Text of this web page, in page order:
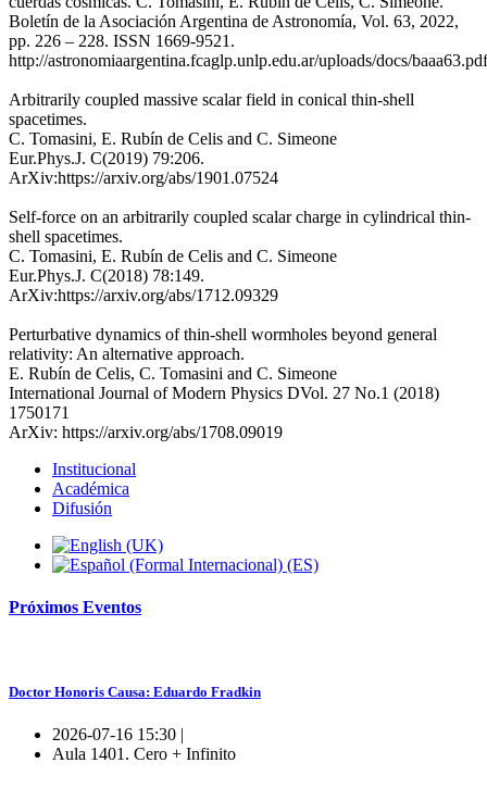
Boletín de la Asociación Argentina de Astronomía, Vol. 63, 2022,
pp. 226 – 228. ISSN 1669-9521.
http://astronomiaargentina.fcaglp.unlp.edu.ar/uploads/docs/baaa63.pdf
Arbitrarily coupled massive scalar field in conical thin-shell
spacetimes.
C. Tomasini, E. Rubín de Celis and C. Simeone
Eur.Phys.J. C(2019) 79:206.
ArXiv:https://arxiv.org/abs/1901.07524
Self-force on an arbitrarily coupled scalar charge in cylindrical thin-
shell spacetimes.
C. Tomasini, E. Rubín de Celis and C. Simeone
Eur.Phys.J. C(2018) 78:149.
ArXiv:https://arxiv.org/abs/1712.09329
Perturbative dynamics of thin-shell wormholes beyond general
relativity: An alternative approach.
E. Rubín de Celis, C. Tomasini and C. Simeone
International Journal of Modern Physics DVol. 27 No.1 (2018)
1750171
ArXiv: https://arxiv.org/abs/1708.09019
Institucional
Académica
Difusión
Próximos Eventos
Doctor Honoris Causa: Eduardo Fradkin
2026-07-16 15:30 |
Aula 1401. Cero + Infinito